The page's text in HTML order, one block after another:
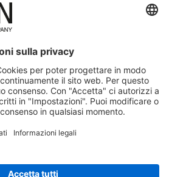
650.000,00 i.v. - Iscr. Registro
P.IVA 00671060226
e coordinamento di ALLPLAN
del Gruppo Nemetschek